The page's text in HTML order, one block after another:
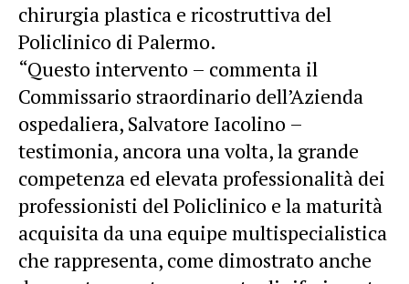
chirurgia plastica e ricostruttiva del
Policlinico di Palermo.
“Questo intervento – commenta il
Commissario straordinario dell’Azienda
ospedaliera, Salvatore Iacolino –
testimonia, ancora una volta, la grande
competenza ed elevata professionalità dei
professionisti del Policlinico e la maturità
acquisita da una equipe multispecialistica
che rappresenta, come dimostrato anche